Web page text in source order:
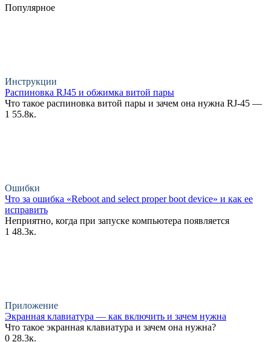
Популярное
Инструкции
Распиновка RJ45 и обжимка витой пары
Что такое распиновка витой пары и зачем она нужна RJ-45 —
1 55.8к.
Ошибки
Что за ошибка «Reboot and select proper boot device» и как ее
исправить
Неприятно, когда при запуске компьютера появляется
1 48.3к.
Приложение
Экранная клавиатура — как включить и зачем нужна
Что такое экранная клавиатура и зачем она нужна?
0 28.3к.